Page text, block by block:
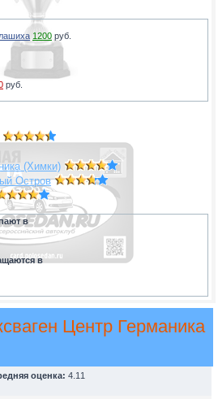
1200 руб.
руб.
(Химки)
Остров
в
в
Центр Германика
оценка: 4.11